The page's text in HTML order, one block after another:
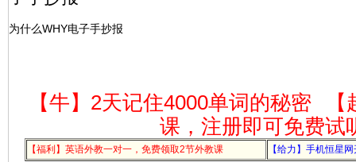
为什么WHY电子手抄报
【牛】2天记住4000单词的秘密
课，注册即可免费试
【福利】英语外教一对一，免费领取2节外教课 【给力】手机恒星